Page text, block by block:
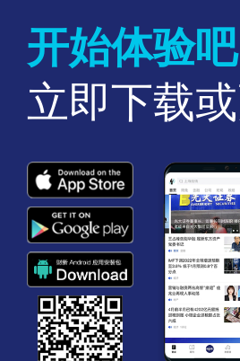
开始体验吧
立即下载